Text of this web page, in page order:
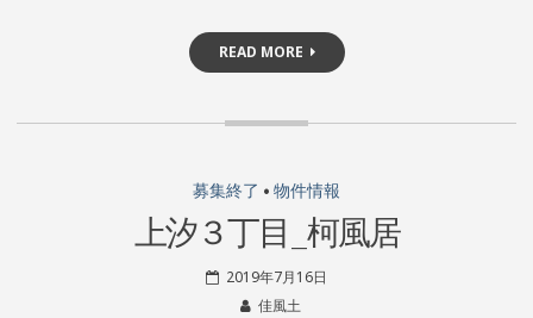
READ MORE
募集終了 • 物件情報
上汐３丁目_柯風居
2019年7月16日
佳風土